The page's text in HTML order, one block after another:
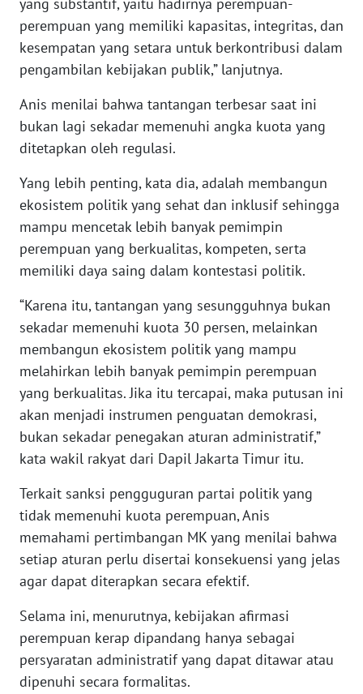
yang substantif, yaitu hadirnya perempuan-
perempuan yang memiliki kapasitas, integritas, dan
kesempatan yang setara untuk berkontribusi dalam
pengambilan kebijakan publik,” lanjutnya.
Anis menilai bahwa tantangan terbesar saat ini
bukan lagi sekadar memenuhi angka kuota yang
ditetapkan oleh regulasi.
Yang lebih penting, kata dia, adalah membangun
ekosistem politik yang sehat dan inklusif sehingga
mampu mencetak lebih banyak pemimpin
perempuan yang berkualitas, kompeten, serta
memiliki daya saing dalam kontestasi politik.
“Karena itu, tantangan yang sesungguhnya bukan
sekadar memenuhi kuota 30 persen, melainkan
membangun ekosistem politik yang mampu
melahirkan lebih banyak pemimpin perempuan
yang berkualitas. Jika itu tercapai, maka putusan ini
akan menjadi instrumen penguatan demokrasi,
bukan sekadar penegakan aturan administratif,”
kata wakil rakyat dari Dapil Jakarta Timur itu.
Terkait sanksi pengguguran partai politik yang
tidak memenuhi kuota perempuan, Anis
memahami pertimbangan MK yang menilai bahwa
setiap aturan perlu disertai konsekuensi yang jelas
agar dapat diterapkan secara efektif.
Selama ini, menurutnya, kebijakan afirmasi
perempuan kerap dipandang hanya sebagai
persyaratan administratif yang dapat ditawar atau
dipenuhi secara formalitas.
SERAMBI
WN
JAMBI
WN
SULTRA
NTB
WN
SULTENG
SULBAR
WN
BABEL
WN
SUMBAR
SUMSEL
WN
BENGKULU
LAMPUNG
WN
JATENG